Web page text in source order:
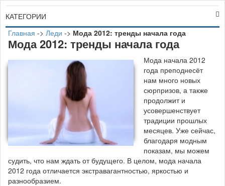
КАТЕГОРИИ
Главная -> Леди -> Мода 2012: тренды начала года
Мода 2012: тренды начала года
Мода начала 2012
года преподнесёт
нам много новых
сюрпризов, а также
продолжит и
усовершенствует
традиции прошлых
месяцев. Уже сейчас,
благодаря модным
показам, мы можем
судить, что нам ждать от будущего. В целом, мода начала
2012 года отличается экстравагантностью, яркостью и
разнообразием.